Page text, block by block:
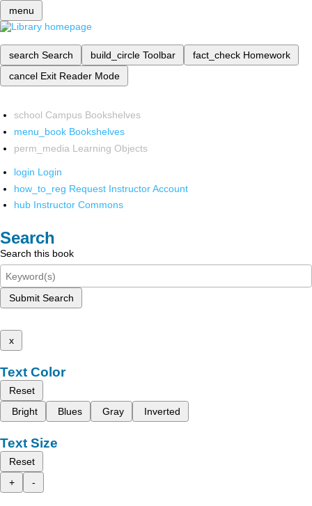
menu
search Search build_circle Toolbar fact_check Homework
cancel Exit Reader Mode
school Campus Bookshelves
menu_book Bookshelves
perm_media Learning Objects
login Login
how_to_reg Request Instructor Account
hub Instructor Commons
Search
Search this book
Submit Search
x
Text Color
Reset
Bright
Blues Gray Inverted
Text Size
Reset
+
-